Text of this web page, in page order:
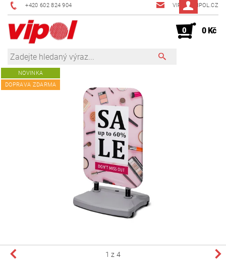
+420 602 824 904 VIPOL@VIPOL.CZ
0 0 Kč
NOVINKA
DOPRAVA ZDARMA
1 z 4